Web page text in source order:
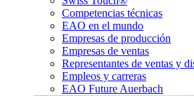
Competencias técnicas
EAO en el mundo
Empresas de producción
Empresas de ventas
Representantes de ventas y
Empleos y carreras
EAO Future Auerbach